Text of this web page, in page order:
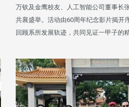
万钦及金鹰校友、人工智能公司董事长
共襄盛举。活动由60周年纪念影片揭开
回顾系所发展轨迹，共同见证一甲子的